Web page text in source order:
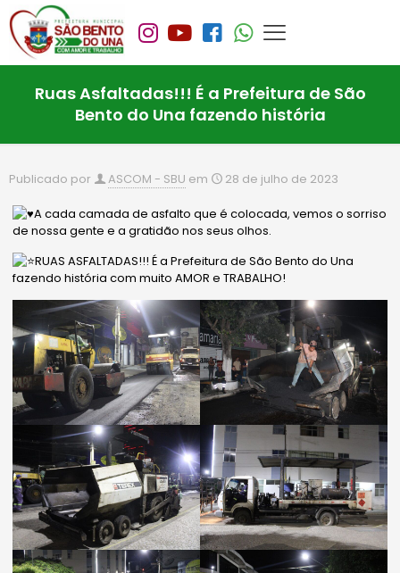
Ruas Asfaltadas!!! É a Prefeitura de São
Bento do Una fazendo história
Publicado por ASCOM - SBU em 28 de julho de 2023
A cada camada de asfalto que é colocada, vemos o sorriso
de nossa gente e a gratidão nos seus olhos.
RUAS ASFALTADAS!!! É a Prefeitura de São Bento do Una
fazendo história com muito AMOR e TRABALHO!